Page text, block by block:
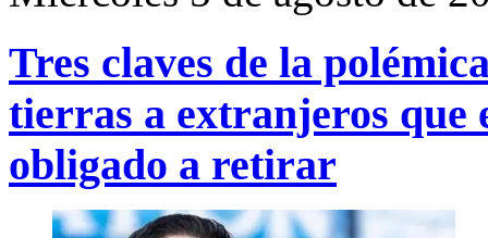
Tres claves de la
tierras a extranjeros que
obligado a retirar